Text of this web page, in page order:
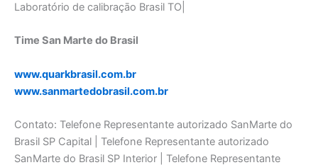
Laboratório de calibraçāo Brasil TO|
Time San Marte do Brasil
www.quarkbrasil.com.br
www.sanmartedobrasil.com.br
Contato: Telefone Representante autorizado SanMarte do
Brasil SP Capital | Telefone Representante autorizado
SanMarte do Brasil SP Interior | Telefone Representante